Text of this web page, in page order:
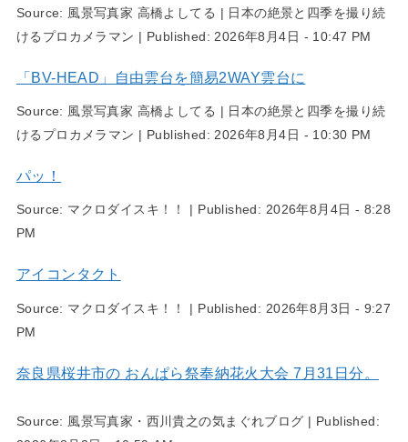
Source: 風景写真家 高橋よしてる | 日本の絶景と四季を撮り続
けるプロカメラマン | Published: 2026年8月4日 - 10:47 PM
「BV-HEAD」自由雲台を簡易2WAY雲台に
Source: 風景写真家 高橋よしてる | 日本の絶景と四季を撮り続
けるプロカメラマン | Published: 2026年8月4日 - 10:30 PM
パッ！
Source: マクロダイスキ！！ | Published: 2026年8月4日 - 8:28
PM
アイコンタクト
Source: マクロダイスキ！！ | Published: 2026年8月3日 - 9:27
PM
奈良県桜井市の おんぱら祭奉納花火大会 7月31日分。
Source: 風景写真家・西川貴之の気まぐれブログ | Published: